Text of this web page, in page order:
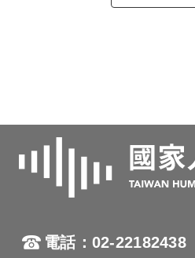
電話：02-22182438